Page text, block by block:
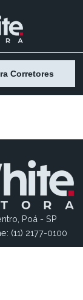
Corretores
Poá - SP
(11) 2177-0100